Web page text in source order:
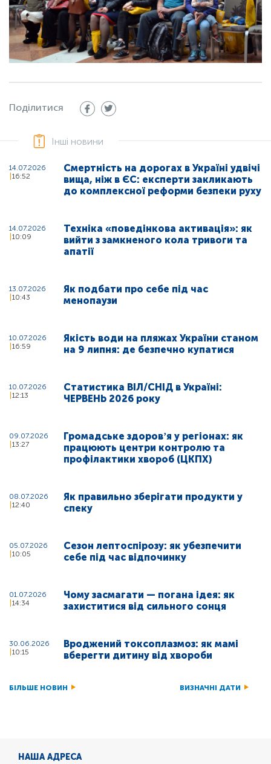
Поділитися
Інші новини
14.07.2026
16:52
Смертність на дорогах в Україні удвічі
вища, ніж в ЄС: експерти закликають
до комплексної реформи безпеки руху
14.07.2026
10:09
Техніка «поведінкова активація»: як
вийти з замкненого кола тривоги та
апатії
13.07.2026
10:43
Як подбати про себе під час
менопаузи
10.07.2026
16:59
Якість води на пляжах України станом
на 9 липня: де безпечно купатися
10.07.2026
12:13
Статистика ВІЛ/СНІД в Україні:
ЧЕРВЕНЬ 2026 року
09.07.2026
13:27
Громадське здоровʼя у регіонах: як
працюють центри контролю та
профілактики хвороб (ЦКПХ)
08.07.2026
12:40
Як правильно зберігати продукти у
спеку
05.07.2026
10:05
Сезон лептоспірозу: як убезпечити
себе під час відпочинку
01.07.2026
14:34
Чому засмагати — погана ідея: як
захиститися від сильного сонця
30.06.2026
10:15
Вроджений токсоплазмоз: як мамі
вберегти дитину від хвороби
БІЛЬШЕ НОВИН ВИЗНАЧНІ ДАТИ
НАША АДРЕСА